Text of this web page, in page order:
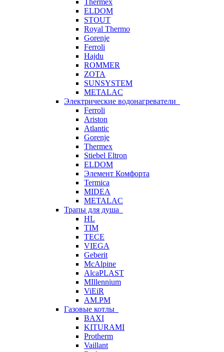
Thermex
ELDOM
STOUT
Royal Thermo
Gorenje
Ferroli
Hajdu
ROMMER
ZOTA
SUNSYSTEM
METALAC
Электрические водонагреватели
Ferroli
Ariston
Atlantic
Gorenje
Thermex
Stiebel Eltron
ELDOM
Элемент Комфорта
Termica
MIDEA
METALAC
Трапы для душа
HL
TIM
TECE
VIEGA
Geberit
McAlpine
AlcaPLAST
MIllennium
ViEiR
AM.PM
Газовые котлы
BAXI
KITURAMI
Protherm
Vaillant